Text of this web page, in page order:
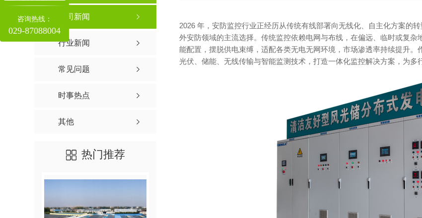
公司新闻
行业新闻
常见问题
时事热点
其他
热门推荐
2026 年，安防监控行业正经历从传统有线部署向无线化、自主化方案的
外安防领域的主流选择。传统监控依赖电网与布线，在偏远、临时或复
能配置，摆脱供电束缚，适配各类无电无网环境，市场渗透率持续提升
光伏、储能、无线传输与智能监测技术，打造一体化监控解决方案，为多
咨询热线：
029-87088004